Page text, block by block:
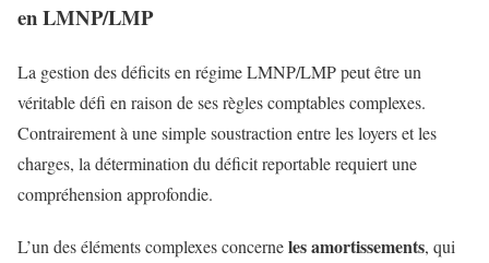
en LMNP/LMP
La gestion des déficits en régime LMNP/LMP peut être un
véritable défi en raison de ses règles comptables complexes.
Contrairement à une simple soustraction entre les loyers et les
charges, la détermination du déficit reportable requiert une
compréhension approfondie.
L’un des éléments complexes concerneles amortissements, qui